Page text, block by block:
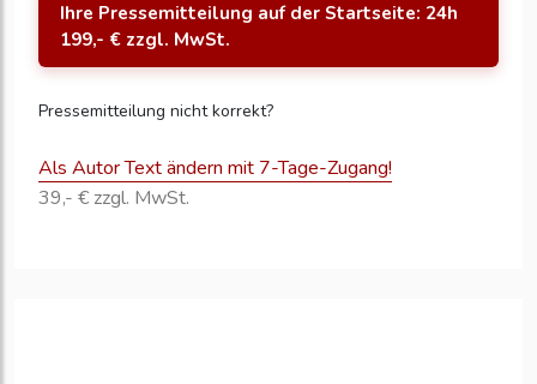
Ihre Pressemitteilung auf der Startseite: 24h
199,- € zzgl. MwSt.
Pressemitteilung nicht korrekt?
Als Autor Text ändern mit 7-Tage-Zugang!
39,- € zzgl. MwSt.